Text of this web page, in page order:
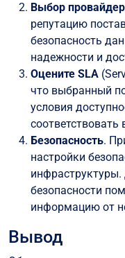
Выбор
репутацию
безопасность
надежности и
Оцените SLA
что выбранный
условия
Безопасность.
настройки
безопасности
информацию от
Вывод